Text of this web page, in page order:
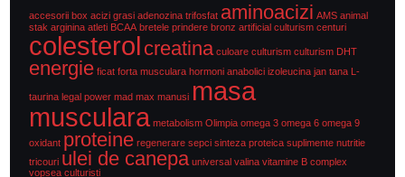
accesorii box acizi grasi adenozina trifosfat aminoacizi AMS animal
stak arginina atleti BCAA bretele prindere bronz artificial culturism centuri
colesterol creatina culoare culturism culturism DHT
energie ficat forta musculara hormoni anabolici izoleucina jan tana L-
taurina legal power mad max manusi masa
musculara metabolism Olimpia omega 3 omega 6 omega 9
oxidant proteine regenerare sepci sinteza proteica suplimente nutritie
tricouri ulei de canepa universal valina vitamine B complex
vopsea culturisti